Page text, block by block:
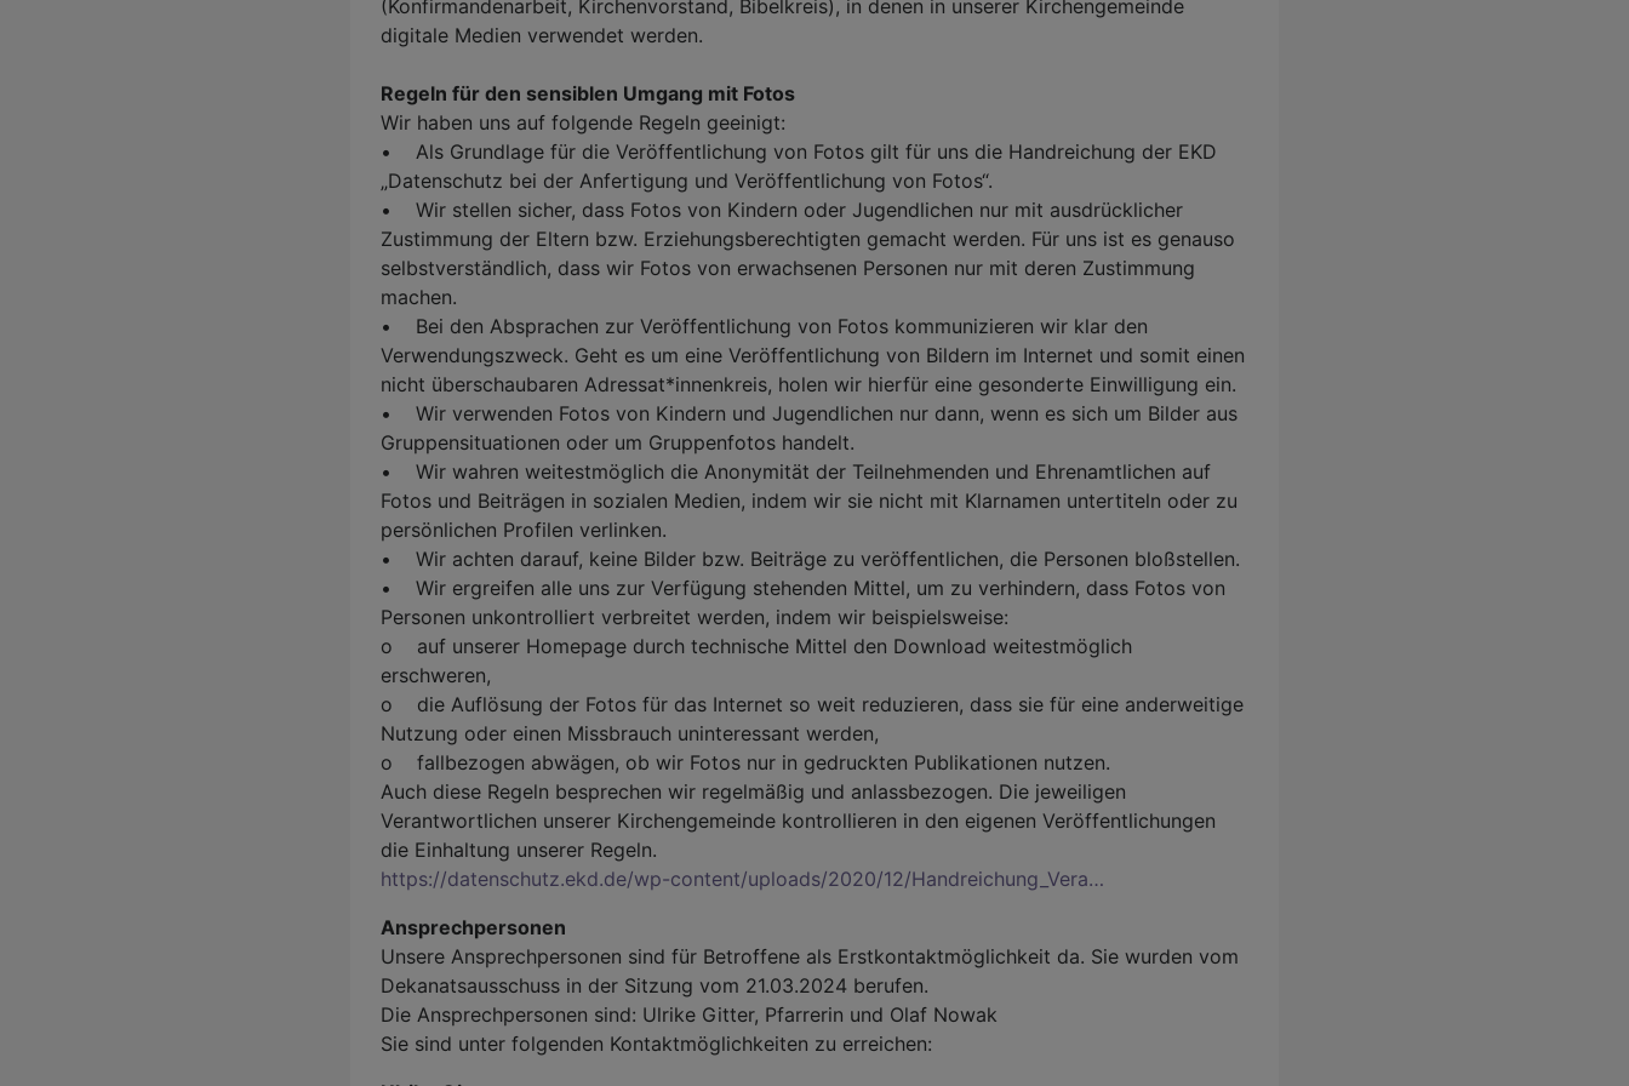
(Konfirmandenarbeit, Kirchenvorstand, Bibelkreis), in denen in unserer Kirchengemeinde
digitale Medien verwendet werden.
Regeln für den sensiblen Umgang mit Fotos
Wir haben uns auf folgende Regeln geeinigt:
• Als Grundlage für die Veröffentlichung von Fotos gilt für uns die Handreichung der EKD
„Datenschutz bei der Anfertigung und Veröffentlichung von Fotos“.
• Wir stellen sicher, dass Fotos von Kindern oder Jugendlichen nur mit ausdrücklicher
Zustimmung der Eltern bzw. Erziehungsberechtigten gemacht werden. Für uns ist es genauso
selbstverständlich, dass wir Fotos von erwachsenen Personen nur mit deren Zustimmung
machen.
• Bei den Absprachen zur Veröffentlichung von Fotos kommunizieren wir klar den
Verwendungszweck. Geht es um eine Veröffentlichung von Bildern im Internet und somit einen
nicht überschaubaren Adressat*innenkreis, holen wir hierfür eine gesonderte Einwilligung ein.
• Wir verwenden Fotos von Kindern und Jugendlichen nur dann, wenn es sich um Bilder aus
Gruppensituationen oder um Gruppenfotos handelt.
• Wir wahren weitestmöglich die Anonymität der Teilnehmenden und Ehrenamtlichen auf
Fotos und Beiträgen in sozialen Medien, indem wir sie nicht mit Klarnamen untertiteln oder zu
persönlichen Profilen verlinken.
• Wir achten darauf, keine Bilder bzw. Beiträge zu veröffentlichen, die Personen bloßstellen.
• Wir ergreifen alle uns zur Verfügung stehenden Mittel, um zu verhindern, dass Fotos von
Personen unkontrolliert verbreitet werden, indem wir beispielsweise:
o auf unserer Homepage durch technische Mittel den Download weitestmöglich
erschweren,
o die Auflösung der Fotos für das Internet so weit reduzieren, dass sie für eine anderweitige
Nutzung oder einen Missbrauch uninteressant werden,
o fallbezogen abwägen, ob wir Fotos nur in gedruckten Publikationen nutzen.
Auch diese Regeln besprechen wir regelmäßig und anlassbezogen. Die jeweiligen
Verantwortlichen unserer Kirchengemeinde kontrollieren in den eigenen Veröffentlichungen
die Einhaltung unserer Regeln.
https://datenschutz.ekd.de/wp-content/uploads/2020/12/Handreichung_Vera…
Ansprechpersonen
Unsere Ansprechpersonen sind für Betroffene als Erstkontaktmöglichkeit da. Sie wurden vom
Dekanatsausschuss in der Sitzung vom 21.03.2024 berufen.
Die Ansprechpersonen sind: Ulrike Gitter, Pfarrerin und Olaf Nowak
Sie sind unter folgenden Kontaktmöglichkeiten zu erreichen: